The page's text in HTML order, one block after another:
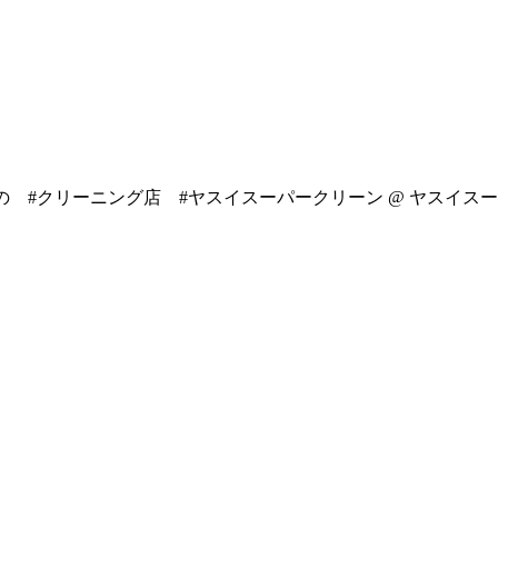
クリーニング店 #ヤスイスーパークリーン @ ヤスイスー